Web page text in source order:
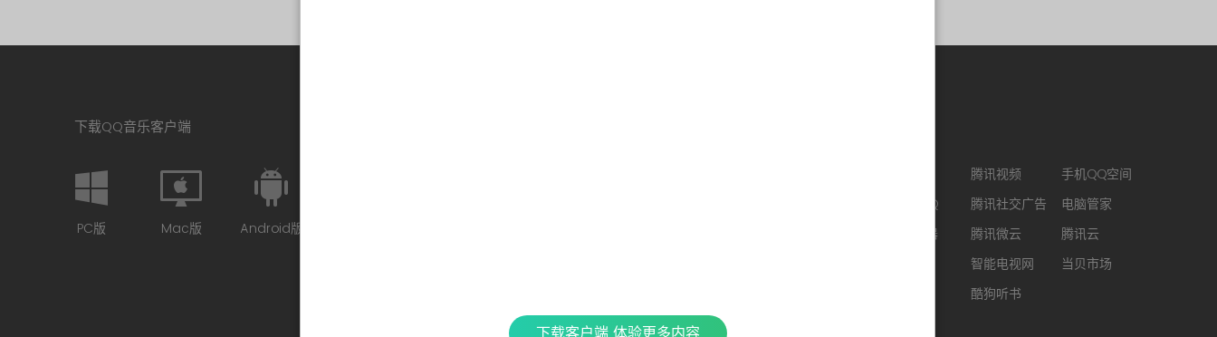
下载QQ音乐客户端
PC版 Mac版 Android版
腾讯视频
手机QQ空间
最新版QQ
腾讯社交广告
电脑管家
QQ浏览器
腾讯微云
腾讯云
智能电视网
当贝市场
酷狗听书